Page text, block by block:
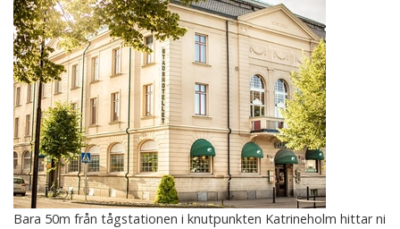
Bara 50m från tågstationen i knutpunkten Katrineholm hittar ni